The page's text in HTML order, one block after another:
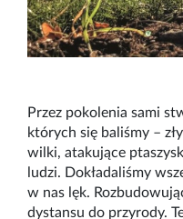
Przez pokolenia sami
których się baliśmy –
wilki, atakujące
ludzi. Dokładaliśmy
w nas lęk.
dystansu do przyrody.